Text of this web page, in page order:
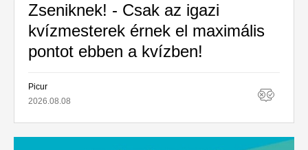
Zseniknek! - Csak az igazi
kvízmesterek érnek el maximális
pontot ebben a kvízben!
Picur
2026.08.08